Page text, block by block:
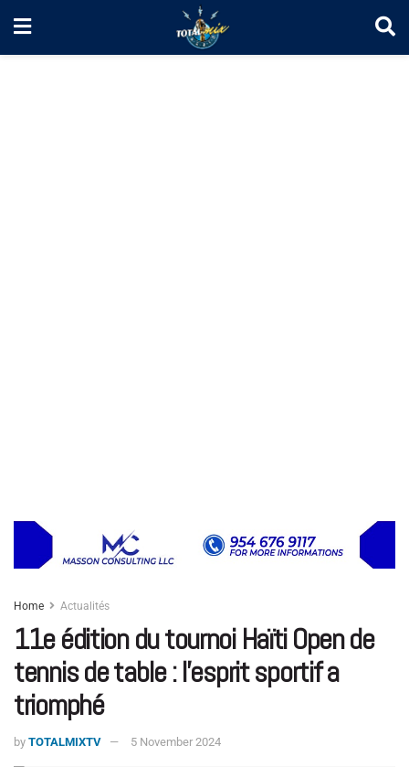
Home Actualités
11e édition du tournoi Haïti Open de
tennis de table : l’esprit sportif a
triomphé
by TOTALMIXTV 5 November 2024